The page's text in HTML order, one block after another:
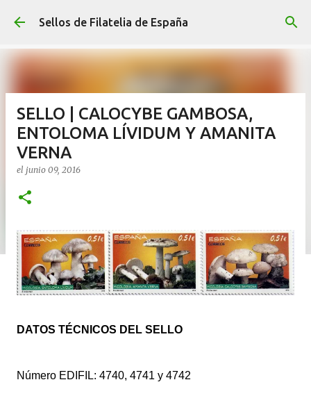
Ir al contenido principal
Sellos de Filatelia de España
SELLO | CALOCYBE GAMBOSA,
ENTOLOMA LÍVIDUM Y AMANITA
VERNA
el junio 09, 2016
DATOS TÉCNICOS DEL SELLO
Número EDIFIL: 4740, 4741 y 4742